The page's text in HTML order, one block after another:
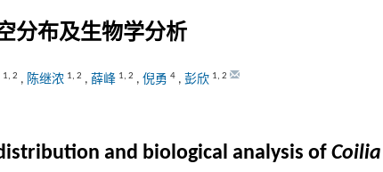
分布及生物学分析
1, 2 , 陈继浓 1, 2 , 薛峰 1, 2 , 倪勇 4 , 彭欣 1, 2
and biological analysis of